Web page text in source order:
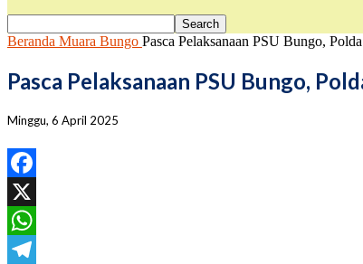
Beranda Muara Bungo Pasca Pelaksanaan PSU Bungo,
Pasca Pelaksanaan PSU Bungo,
Minggu, 6 April 2025
Facebook
X
WhatsApp